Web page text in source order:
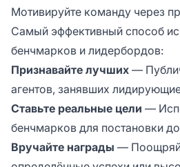
Мотивируйте команду через
Самый эффективный способ
бенчмарков и лидербордов:
Признавайте лучших —
агентов, занявших
Ставьте реальные цели —
бенчмарков для постановки
Вручайте награды —